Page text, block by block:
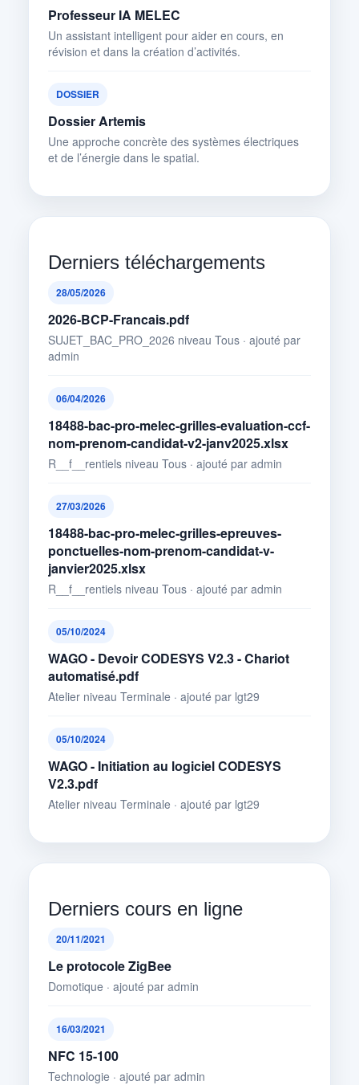
Professeur IA MELEC
Un assistant intelligent pour aider en cours, en
révision et dans la création d’activités.
DOSSIER
Dossier Artemis
Une approche concrète des systèmes électriques
et de l’énergie dans le spatial.
Derniers téléchargements
28/05/2026
2026-BCP-Francais.pdf
SUJET_BAC_PRO_2026 niveau Tous · ajouté par
admin
06/04/2026
18488-bac-pro-melec-grilles-evaluation-ccf-
nom-prenom-candidat-v2-janv2025.xlsx
R__f__rentiels niveau Tous · ajouté par admin
27/03/2026
18488-bac-pro-melec-grilles-epreuves-
ponctuelles-nom-prenom-candidat-v-
janvier2025.xlsx
R__f__rentiels niveau Tous · ajouté par admin
05/10/2024
WAGO - Devoir CODESYS V2.3 - Chariot
automatisé.pdf
Atelier niveau Terminale · ajouté par lgt29
05/10/2024
WAGO - Initiation au logiciel CODESYS
V2.3.pdf
Atelier niveau Terminale · ajouté par lgt29
Derniers cours en ligne
20/11/2021
Le protocole ZigBee
Domotique · ajouté par admin
16/03/2021
NFC 15-100
Technologie · ajouté par admin